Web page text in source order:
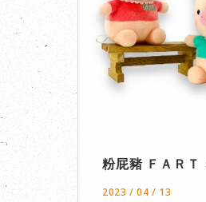
粉屁豬 ＦＡＲＴ
2023 / 04 / 13